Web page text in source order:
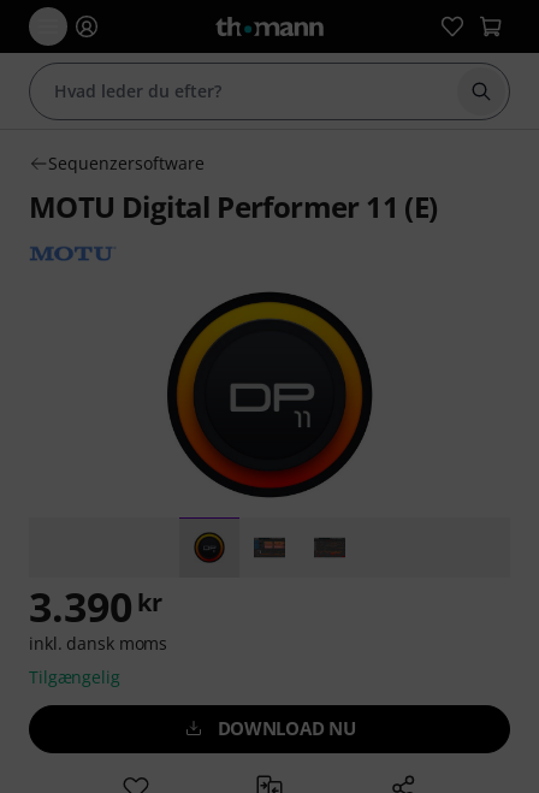
Start
Sequenzersoftware
MOTU Digital Performer 11 (E)
3.390 kr
inkl. dansk moms
Tilgængelig
DOWNLOAD NU